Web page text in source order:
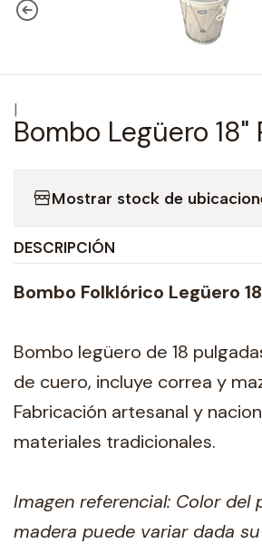
|
Bombo Legüero 18"
Mostrar stock de
DESCRIPCIÓN
Bombo Folklórico Legüero
Bombo legüero de 18
de cuero, incluye correa y
Fabricación artesanal y
materiales tradicionales.
Imagen referencial: Color del
madera puede variar dada